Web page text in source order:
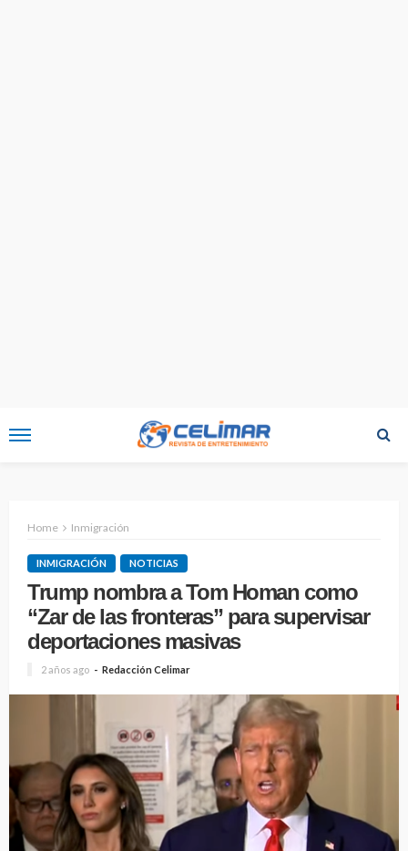
Home Inmigración
INMIGRACIÓN NOTICIAS
Trump nombra a Tom Homan como
“Zar de las fronteras” para supervisar
deportaciones masivas
2 años ago Redacción Celimar